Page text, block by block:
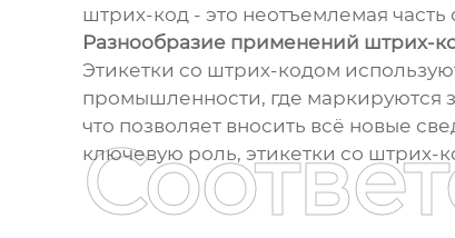
штрих-код - это неотъемлемая
Разнообразие применений штрих-
Этикетки со штрих-кодом
промышленности, где маркируются
что позволяет вносить всё новые
ключевую роль, этикетки со